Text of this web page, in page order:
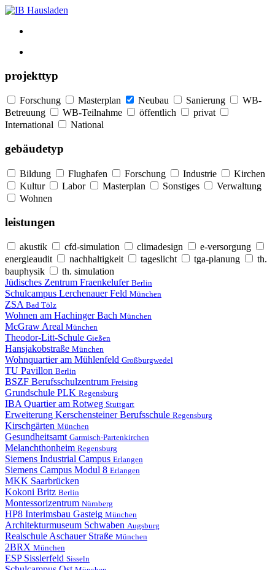
projekttyp
Forschung Masterplan Neubau Sanierung
WB-
Betreuung
WB-Teilnahme öffentlich
privat
International
National
gebäudetyp
Bildung Flughafen Forschung Industrie
Kirchen
Kultur
Labor Masterplan Sonstiges
Verwaltung
Wohnen
leistungen
akustik cfd-simulation climadesign
e-versorgung
energieaudit
nachhaltigkeit tageslicht tga-planung
th.
bauphysik
th. simulation
Jüdisches Zentrum Fraenkelufer Berlin
Schulcampus Lerchenauer Feld München
ZSA Bad Tölz
Wohnen am Hachinger Bach München
McGraw Areal München
Theodor-Litt-Schule Gießen
Hansjakobstraße München
Wohnquartier am Mühlenfeld Großburgwedel
TU Pavillon Berlin
BSZF Berufsschulzentrum Freising
Grundschule PLK Regensburg
IBA Quartier am Rotweg Stuttgart
Erweiterung Kerschensteiner Berufsschule Regensburg
Kirschgärten München
Gesundheitsamt Garmisch-Partenkirchen
Melanchthonheim Regensburg
Siemens Industrial Campus Erlangen
Siemens Campus Modul 8 Erlangen
MKK Saarbrücken
Kokoni Britz Berlin
Montessorizentrum Nürnberg
HP8 Interimsbau Gasteig München
Architekturmuseum Schwaben Augsburg
Realschule Aschauer Straße München
2BRX München
ESP Sisslerfeld Sisseln